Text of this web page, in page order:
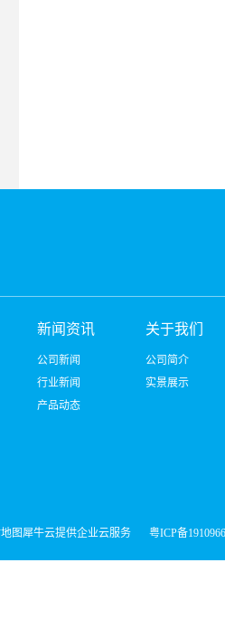
新闻资讯
公司新闻
行业新闻
产品动态
关于我们
公司简介
实景展示
图犀牛云提供企业云服务 粤ICP备